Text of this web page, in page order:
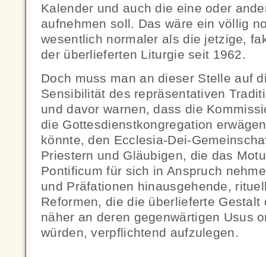
Kalender und auch die eine oder
aufnehmen soll. Das wäre ein völlig
wesentlich normaler als die jetzige,
der überlieferten Liturgie seit 1962.
Doch muss man an dieser Stelle auf
Sensibilität des repräsentativen
und davor warnen, dass die
die Gottesdienstkongregation
könnte, den Ecclesia-Dei-
Priestern und Gläubigen, die das
Pontificum für sich in Anspruch
und Präfationen hinausgehende,
Reformen, die die überlieferte
näher an deren gegenwärtigen Usus
würden, verpflichtend aufzulegen.